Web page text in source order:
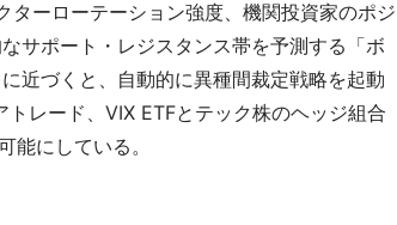
ターローテーション強度、機関投資家のポジ
サポート・レジスタンス帯を予測する「ボ
近づくと、自動的に異種間裁定戦略を起動
レード、VIX ETFとテック株のヘッジ組合
能にしている。